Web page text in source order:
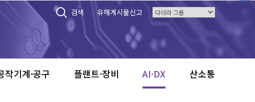
검색 유해게시물신고
작기계·공구 플랜트·장비 AI·DX 산소통